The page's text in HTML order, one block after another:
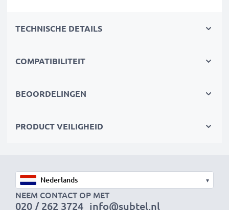
oververhitting en kortsluiting
Compact & reisklaar
cameratas
1x 2000mAh accu:
1x 3000mAh accu:ca. 6 uur
TECHNISCHE DETAILS
COMPATIBILITEIT
BEOORDELINGEN
PRODUCT VEILIGHEID
▾
NEEM CONTACT OP MET
020 / 262 3724 info@subtel.nl